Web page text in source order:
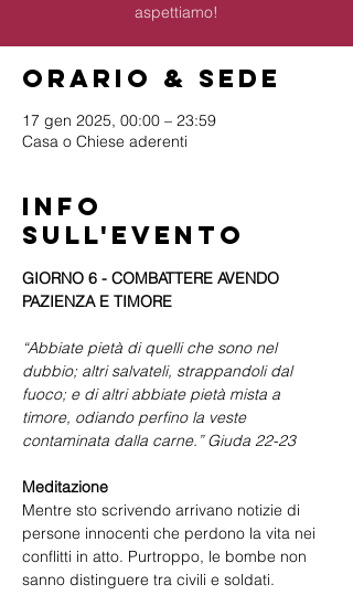
aspettiamo!
Orario & Sede
17 gen 2025, 00:00 – 23:59
Casa o Chiese aderenti
Info
sull'evento
GIORNO 6 - COMBATTERE AVENDO
PAZIENZA E TIMORE
“Abbiate pietà di quelli che sono nel
dubbio; altri salvateli, strappandoli dal
fuoco; e di altri abbiate pietà mista a
timore, odiando perfino la veste
contaminata dalla carne.” Giuda 22-23
Meditazione
Mentre sto scrivendo arrivano notizie di
persone innocenti che perdono la vita nei
conflitti in atto. Purtroppo, le bombe non
sanno distinguere tra civili e soldati.